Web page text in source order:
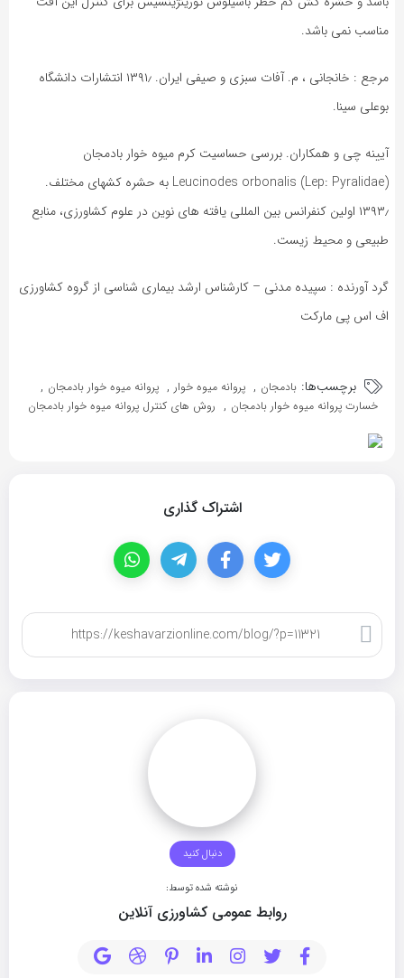
مناسب نمی باشد.
مرجع : خانجانی ، م. آفات سبزی و صیفی ایران. ۱۳۹۱٫ انتشارات دانشگاه
بوعلی سینا.
آیینه چی و همکاران. بررسی حساسیت کرم میوه خوار بادمجان
Leucinodes orbonalis (Lep: Pyralidae) به حشره کشهای مختلف.
۱۳۹۳٫ اولین کنفرانس بین المللی یافته های نوین در علوم کشاورزی، منابع
طبیعی و محیط زیست.
گرد آورنده : سپیده مدنی – کارشناس ارشد بیماری شناسی از گروه کشاورزی
اف اس پی مارکت
برچسب‌ها: بادمجان , پروانه میوه خوار , پروانه میوه خوار بادمجان ,
خسارت پروانه میوه خوار بادمجان , روش های کنترل پروانه میوه خوار بادمجان
اشتراک گذاری
دنبال کنید
نوشته شده توسط:
روابط عمومی کشاورزی آنلاین